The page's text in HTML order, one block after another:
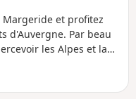
et profitez
d'Auvergne. Par beau
les Alpes et la